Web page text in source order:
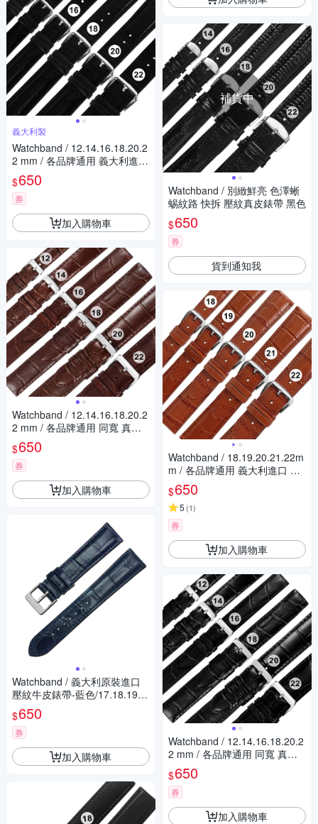
義大利製
Watchband / 12.14.16.18.20.2
2 mm / 各品牌通用 義大利進口
壓紋牛皮錶帶 黑色
$650
券
加入購物車
Watchband / 12.14.16.18.20.2
2 mm / 各品牌通用 同寬 真皮
壓紋錶帶 不鏽鋼扣頭 咖啡色
$650
券
加入購物車
Watchband / 義大利原裝進口
壓紋牛皮錶帶-藍色/17.18.19.2
0mm
$650
券
加入購物車
補貨中
Watchband / 別緻鮮亮 色澤蜥
蜴紋路 快拆 壓紋真皮錶帶 黑色
$650
券
貨到通知我
Watchband / 18.19.20.21.22m
m / 各品牌通用 義大利進口 壓
紋牛皮錶帶 淺咖啡色
$650
5 (1)
券
加入購物車
Watchband / 12.14.16.18.20.2
2 mm / 各品牌通用 同寬 真皮
壓紋錶帶 不鏽鋼扣頭 黑色
$650
券
加入購物車